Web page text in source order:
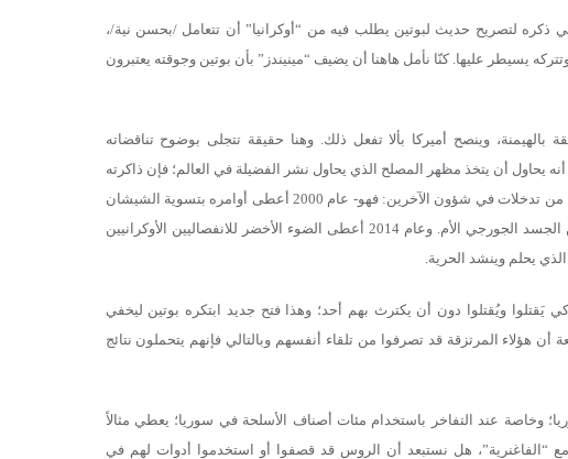
ذكره لتصريح حديث لبوتين يطلب فيه من “أوكرانيا” أن تتعامل /بحسن نية/،
يسيطر عليها. كنّا نأمل هاهنا أن يضيف “مينيندز” بأن بوتين وجوقته يعتبرون
بالهيمنة، وينصح أميركا بألا تفعل ذلك. وهنا حقيقة تتجلى بوضوح تناقضاته
أنه يحاول أن يتخذ مظهر المصلح الذي يحاول نشر الفضيلة في العالم؛ فإن ذاكرته
تخونه في تعداد سوء أعماله التي فاقت ماقامت به القيادة السوفيتية من تدخلات في شؤون الآخرين: فهو- عام 2000 أعطى أوامره بتسوية الشيشان
بالأرض. وعام 2008 غزا جيشه جورجيا ليقتطع أبخازيا وأوستيسيا عن الجسد الجورجي الأم. وعام 2014 أعطى الضوء الأخضر للانفصاليين الأوكرانيين
يحلم وينشد الحرية.
ويُقتلوا دون أن يكترث بهم أحد؛ وهذا فتح جديد ابتكره بوتين ليخفي
هؤلاء المرتزقة قد تصرفوا من تلقاء أنفسهم وبالتالي فإنهم يتحملون نتائج
وخاصة عند التفاخر باستخدام مئات أصناف الأسلحة في سوريا؛ يعطي مثالاً
“الفاغنرية”، هل نستبعد أن الروس قد قصفوا أو استخدموا أدوات لهم في